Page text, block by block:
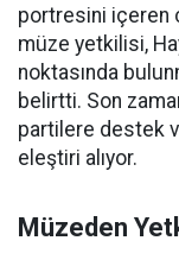
portresini içeren
müze yetkilisi,
noktasında
belirtti. Son
partilere destek
eleştiri alıyor.
Müzeden